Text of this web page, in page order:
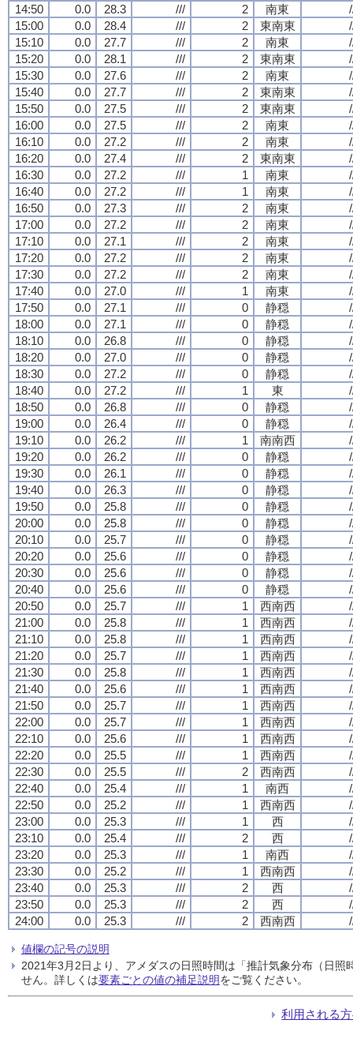
14:50 0.0 28.3 /// 2 南東
15:00
0.0 28.4 /// 2 東南東
15:10
0.0 27.7 /// 2 南東
15:20
0.0 28.1 /// 2 東南東
15:30
0.0 27.6 /// 2 南東
15:40
0.0 27.7 /// 2 東南東
15:50
0.0 27.5 /// 2 東南東
16:00
0.0 27.5 /// 2 南東
16:10
0.0 27.2 /// 2 南東
16:20
0.0 27.4 /// 2 東南東
16:30
0.0 27.2 /// 1 南東
16:40
0.0 27.2 /// 1 南東
16:50
0.0 27.3 /// 2 南東
17:00
0.0 27.2 /// 2 南東
17:10
0.0 27.1 /// 2 南東
17:20
0.0 27.2 /// 2 南東
17:30
0.0 27.2 /// 2 南東
17:40
0.0 27.0 /// 1 南東
17:50
0.0 27.1 /// 0 静穏
18:00
0.0 27.1 /// 0 静穏
18:10
0.0 26.8 /// 0 静穏
18:20
0.0 27.0 /// 0 静穏
18:30
0.0 27.2 /// 0 静穏
18:40
0.0 27.2 /// 1 東
18:50
0.0 26.8 /// 0 静穏
19:00
0.0 26.4 /// 0 静穏
19:10
0.0 26.2 /// 1 南南西
19:20
0.0 26.2 /// 0 静穏
19:30
0.0 26.1 /// 0 静穏
19:40
0.0 26.3 /// 0 静穏
19:50
0.0 25.8 /// 0 静穏
20:00
0.0 25.8 /// 0 静穏
20:10
0.0 25.7 /// 0 静穏
20:20
0.0 25.6 /// 0 静穏
20:30
0.0 25.6 /// 0 静穏
20:40
0.0 25.6 /// 0 静穏
20:50
0.0 25.7 /// 1 西南西
21:00
0.0 25.8 /// 1 西南西
21:10
0.0 25.8 /// 1 西南西
21:20
0.0 25.7 /// 1 西南西
21:30
0.0 25.8 /// 1 西南西
21:40
0.0 25.6 /// 1 西南西
21:50
0.0 25.7 /// 1 西南西
22:00
0.0 25.7 /// 1 西南西
22:10
0.0 25.6 /// 1 西南西
22:20
0.0 25.5 /// 1 西南西
22:30
0.0 25.5 /// 2 西南西
22:40
0.0 25.4 /// 1 南西
22:50
0.0 25.2 /// 1 西南西
23:00
0.0 25.3 /// 1 西
23:10
0.0 25.4 /// 2 西
23:20
0.0 25.3 /// 1 南西
23:30
0.0 25.2 /// 1 西南西
23:40
0.0 25.3 /// 2 西
23:50
0.0 25.3 /// 2 西
24:00
0.0 25.3 /// 2 西南西
値欄の記号の説明
2021年3月2日より、アメダスの日照時間は「推計気象分布（日
せん。詳しくは要素ごとの値の補足説明をご覧ください。
利用される